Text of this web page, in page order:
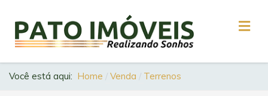
Você está aqui: Home Venda Terrenos